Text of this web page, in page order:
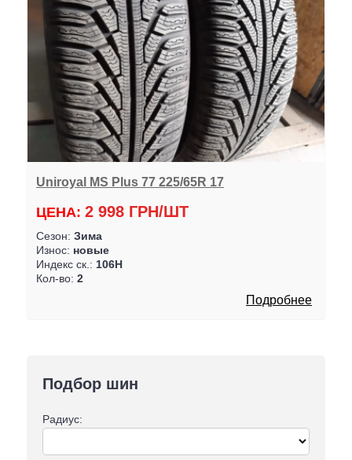
Подбор шин
Радиус:
Uniroyal MS Plus 77 225/65R 17
ЦЕНА: 2 998 ГРН/ШТ
Сезон: Зима
Износ: новые
Индекс ск.: 106H
Кол-во: 2
Подробнее